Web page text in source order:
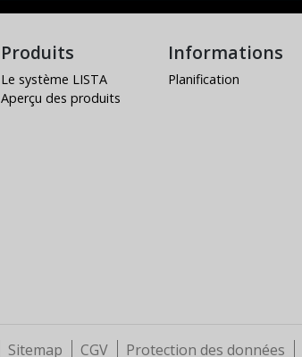
Produits
Le système LISTA
Aperçu des produits
Informations
Planification
Sitemap CGV Protection des données